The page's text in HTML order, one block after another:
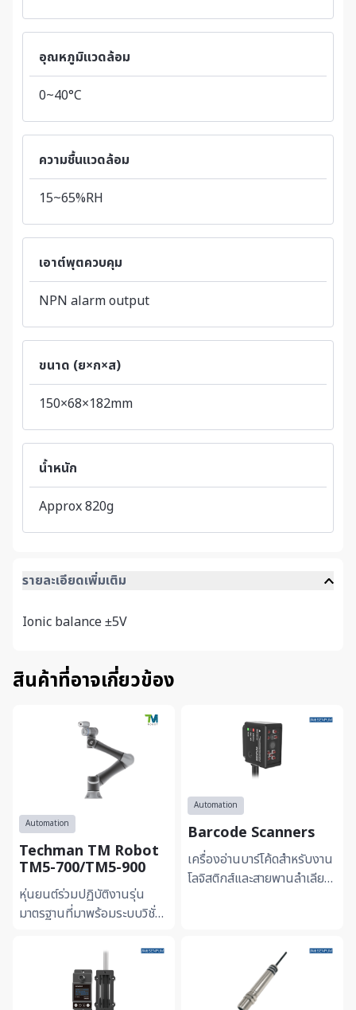
อุณหภูมิแวดล้อม
0~40°C
ความชื้นแวดล้อม
15~65%RH
เอาต์พุตควบคุม
NPN alarm output
ขนาด (ย×ก×ส)
150×68×182mm
น้ำหนัก
Approx 820g
รายละเอียดเพิ่มเติม
Ionic balance ±5V
สินค้าที่อาจเกี่ยวข้อง
Automation
Techman TM Robot
TM5-700/TM5-900
หุ่นยนต์ร่วมปฏิบัติงานรุ่น
มาตรฐานที่มาพร้อมระบบวิชั่น
สามารถมองเห็นและจด...
Automation
Barcode Scanners
เครื่องอ่านบาร์โค้ดสำหรับงาน
โลจิสติกส์และสายพานลำเลียง